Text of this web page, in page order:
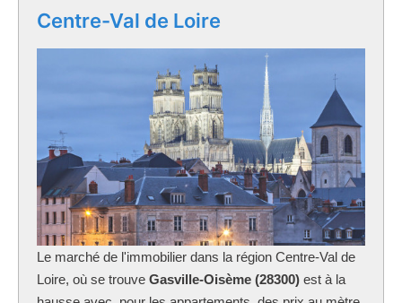
Centre-Val de Loire
Le marché de l'immobilier dans la région Centre-Val de
Loire, où se trouve Gasville-Oisème (28300) est à la